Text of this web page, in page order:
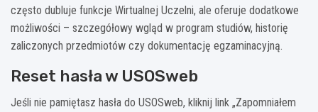
często dubluje funkcje Wirtualnej Uczelni, ale oferuje dodatkowe
możliwości – szczegółowy wgląd w program studiów, historię
zaliczonych przedmiotów czy dokumentację egzaminacyjną.
Reset hasła w USOSweb
Jeśli nie pamiętasz hasła do USOSweb, kliknij link „Zapomniałem